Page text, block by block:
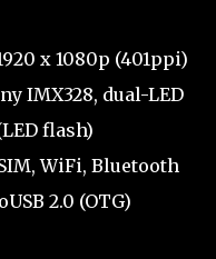
x 1080p (401ppi)
IMX328, dual-LED
flash)
SIM, WiFi, Bluetooth
2.0 (OTG)